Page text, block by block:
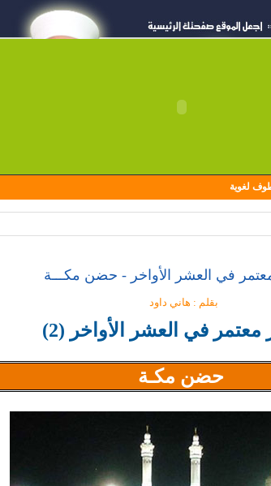
لغوية
في العشر الأواخر - حضن مكـــة
بقلم : هاني داود
في العشر الأواخر (2)
حضن مكـة